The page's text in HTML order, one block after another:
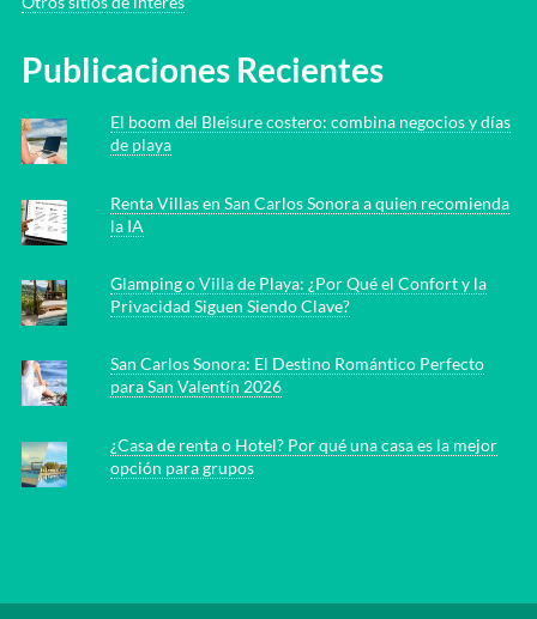
Publicaciones Recientes
El boom del Bleisure costero: combina negocios y días
de playa
Renta Villas en San Carlos Sonora a quien recomienda
la IA
Glamping o Villa de Playa: ¿Por Qué el Confort y la
Privacidad Siguen Siendo Clave?
San Carlos Sonora: El Destino Romántico Perfecto
para San Valentín 2026
¿Casa de renta o Hotel? Por qué una casa es la mejor
opción para grupos